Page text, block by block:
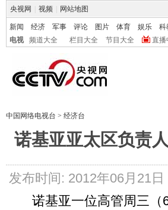
央视网 视频 网站地图
新闻 经济 军事 评论 图片 体育 娱乐 科
电视
频道大全 栏目大全 节目大全 直播
中国网络电视台 > 经济台
诺基亚亚太区负责
发布时间: 2012年06月21日
诺基亚一位高管周三（6